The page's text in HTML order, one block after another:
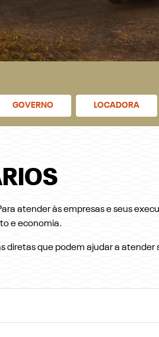
GOVERNO LOCADORA
atender às empresas e seus
e economia.
diretas que podem ajudar a atender